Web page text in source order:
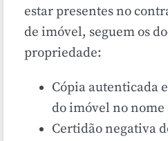
estar presentes no
de imóvel, seguem os
propriedade:
Cópia autenticada
do imóvel no
Certidão negativa